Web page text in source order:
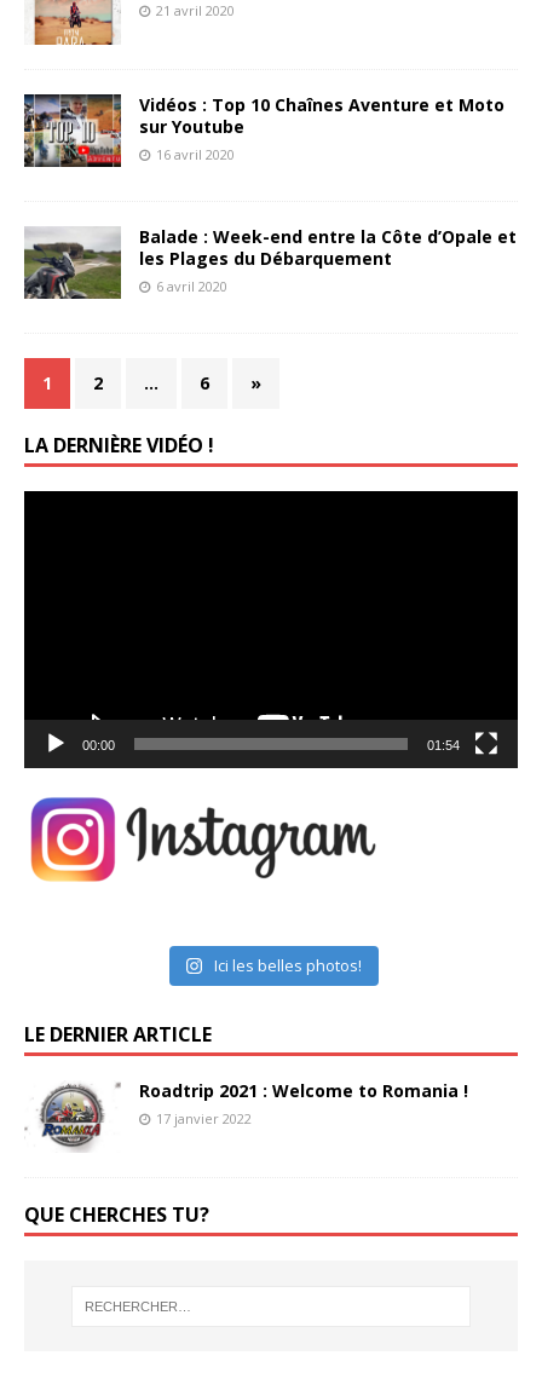
21 avril 2020
Vidéos : Top 10 Chaînes Aventure et Moto
sur Youtube
16 avril 2020
Balade : Week-end entre la Côte d’Opale et
les Plages du Débarquement
6 avril 2020
1 2 … 6 »
LA DERNIÈRE VIDÉO !
00:00 01:54
Ici les belles photos!
LE DERNIER ARTICLE
Roadtrip 2021 : Welcome to Romania !
17 janvier 2022
QUE CHERCHES TU?